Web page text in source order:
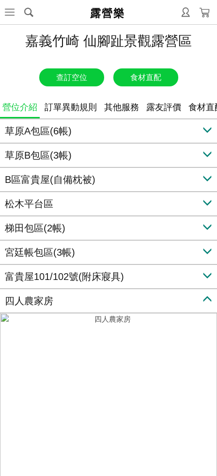
露營樂
嘉義竹崎 仙腳趾景觀露營區
查訂空位 食材直配
營位介紹 訂單異動規則 其他服務 露友評價 食材直
草原A包區(6帳)
草原B包區(3帳)
B區富貴屋(自備枕被)
松木平台區
梯田包區(2帳)
宮廷帳包區(3帳)
富貴屋101/102號(附床寢具)
四人農家房